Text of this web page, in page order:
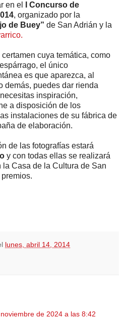
en el
I Concurso de
, organizado por la
de Buey” de San Adrián y la
cuya temática, como
el único
es que aparezca, al
demás, puedes dar rienda
inspiración,
a disposición de los
instalaciones de su fábrica de
de elaboración.
de las fotografías estará
y con todas ellas se realizará
Casa de la Cultura de San
lunes, abril 14, 2014
de 2024 a las 8:42